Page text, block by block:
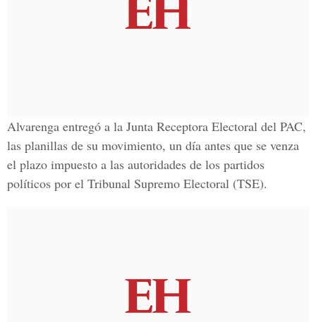
Alvarenga entregó a la Junta Receptora Electoral del PAC,
las planillas de su movimiento, un día antes que se venza
el plazo impuesto a las autoridades de los partidos
políticos por el Tribunal Supremo Electoral (TSE).